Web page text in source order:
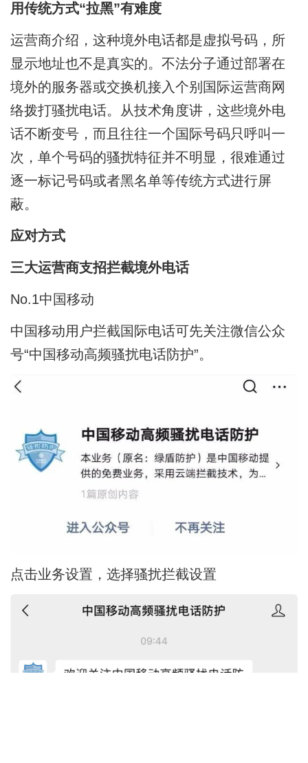
用传统方式“拉黑”有难度
运营商介绍，这种境外电话都是虚拟号码，所
显示地址也不是真实的。不法分子通过部署在
境外的服务器或交换机接入个别国际运营商网
络拨打骚扰电话。从技术角度讲，这些境外电
话不断变号，而且往往一个国际号码只呼叫一
次，单个号码的骚扰特征并不明显，很难通过
逐一标记号码或者黑名单等传统方式进行屏
蔽。
应对方式
三大运营商支招拦截境外电话
No.1中国移动
中国移动用户拦截国际电话可先关注微信公众
号“中国移动高频骚扰电话防护”。
点击业务设置，选择骚扰拦截设置